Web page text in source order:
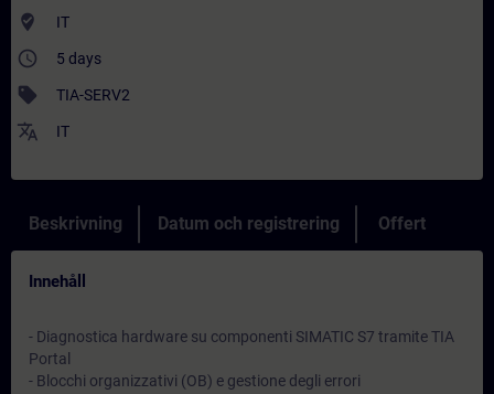
where_to_vote IT
access_time 5 days
sell TIA-SERV2
translate IT
Beskrivning Datum och registrering Offert
Innehåll
- Diagnostica hardware su componenti SIMATIC S7 tramite TIA
Portal
- Blocchi organizzativi (OB) e gestione degli errori